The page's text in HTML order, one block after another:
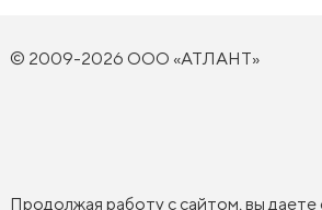
© 2009-2026 ООО «АТЛАНТ»
Продолжая работу с сайтом, вы даете